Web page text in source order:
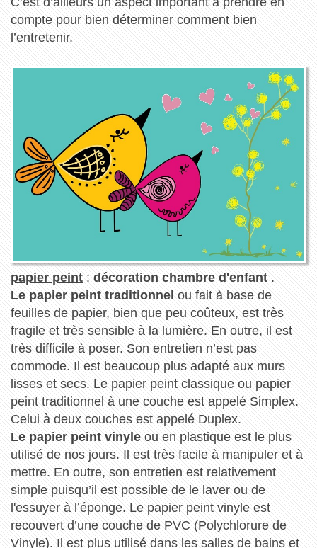
compte pour bien déterminer comment bien
l’entretenir.
papier peint: décoration chambre d'enfant.
Le papier peint traditionnel ou fait à base de
feuilles de papier, bien que peu coûteux, est très
fragile et très sensible à la lumière. En outre, il est
très difficile à poser. Son entretien n’est pas
commode. Il est beaucoup plus adapté aux murs
lisses et secs. Le papier peint classique ou papier
peint traditionnel à une couche est appelé Simplex.
Celui à deux couches est appelé Duplex.
Le papier peint vinyleou en plastique est le plus
utilisé de nos jours. Il est très facile à manipuler et à
mettre. En outre, son entretien est relativement
simple puisqu’il est possible de le laver ou de
l'essuyer à l’éponge. Le papier peint vinyle est
recouvert d’une couche de PVC (Polychlorure de
Vinyle). Il est plus utilisé dans les salles de bains et